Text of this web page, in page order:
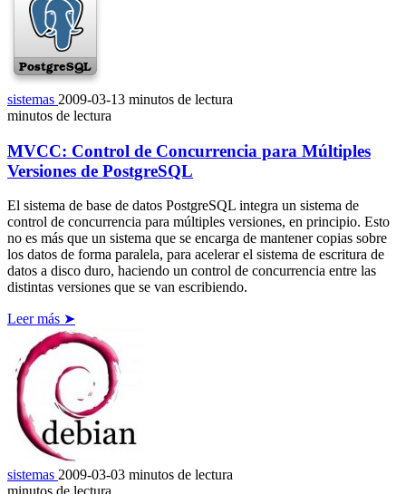
sistemas 2009-03-13 minutos de lectura
minutos de lectura
MVCC: Control de Concurrencia para Múltiples
Versiones de PostgreSQL
El sistema de base de datos PostgreSQL integra un sistema de
control de concurrencia para múltiples versiones, en principio. Esto
no es más que un sistema que se encarga de mantener copias sobre
los datos de forma paralela, para acelerar el sistema de escritura de
datos a disco duro, haciendo un control de concurrencia entre las
distintas versiones que se van escribiendo.
Leer más ➤
sistemas 2009-03-03 minutos de lectura